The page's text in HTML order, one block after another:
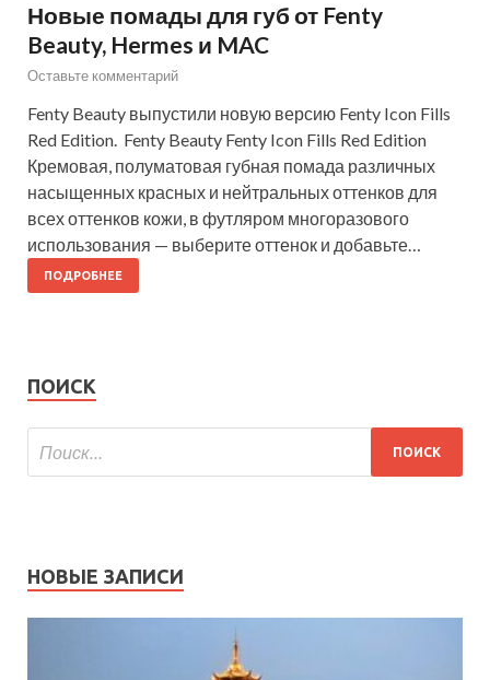
Новые помады для губ от Fenty
Beauty, Hermes и MAC
Оставьте комментарий
Fenty Beauty выпустили новую версию Fenty Icon Fills
Red Edition. Fenty Beauty Fenty Icon Fills Red Edition
Кремовая, полуматовая губная помада различных
насыщенных красных и нейтральных оттенков для
всех оттенков кожи, в футляром многоразового
использования — выберите оттенок и добавьте…
ПОДРОБНЕЕ
ПОИСК
НОВЫЕ ЗАПИСИ